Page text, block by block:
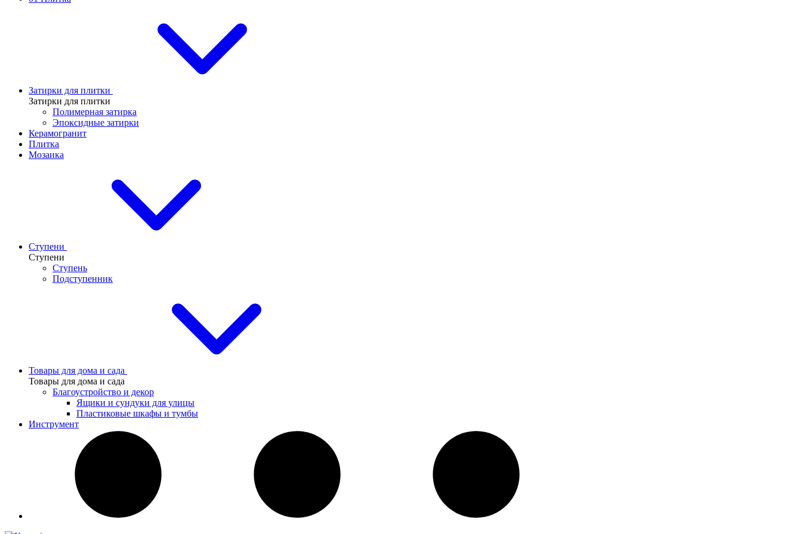
Затирки для плитки
Затирки для плитки
Полимерная затирка
Эпоксидные затирки
Керамогранит
Плитка
Мозаика
Ступени
Ступени
Ступень
Подступенник
Товары для дома и сада
Товары для дома и сада
Благоустройство и декор
Ящики и сундуки для улицы
Пластиковые шкафы и тумбы
Инструмент